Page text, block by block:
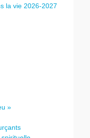
la vie 2026-2027
»